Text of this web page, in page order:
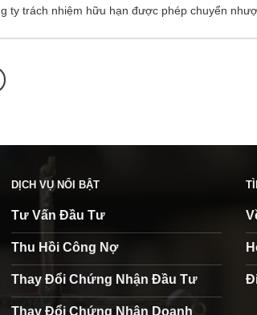
ty trách nhiệm hữu hạn được phép chuyển
DỊCH VỤ NỔI BẬT
Tư Vấn Đầu Tư
Thu Hồi Công Nợ
Thay Đổi Chứng Nhận Đầu Tư
Thay Đổi Chứng Nhận Doanh